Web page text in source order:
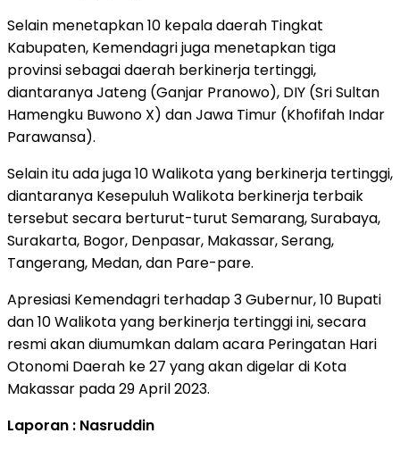
Selain menetapkan 10 kepala daerah Tingkat
Kabupaten, Kemendagri juga menetapkan tiga
provinsi sebagai daerah berkinerja tertinggi,
diantaranya Jateng (Ganjar Pranowo), DIY (Sri Sultan
Hamengku Buwono X) dan Jawa Timur (Khofifah Indar
Parawansa).
Selain itu ada juga 10 Walikota yang berkinerja tertinggi,
diantaranya Kesepuluh Walikota berkinerja terbaik
tersebut secara berturut-turut Semarang, Surabaya,
Surakarta, Bogor, Denpasar, Makassar, Serang,
Tangerang, Medan, dan Pare-pare.
Apresiasi Kemendagri terhadap 3 Gubernur, 10 Bupati
dan 10 Walikota yang berkinerja tertinggi ini, secara
resmi akan diumumkan dalam acara Peringatan Hari
Otonomi Daerah ke 27 yang akan digelar di Kota
Makassar pada 29 April 2023.
Laporan : Nasruddin